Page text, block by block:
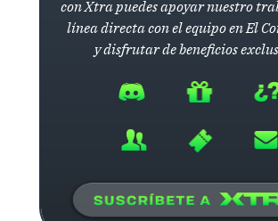
con Xtra puedes apoyar nuestro
línea directa con el equipo en El
y disfrutar de beneficios